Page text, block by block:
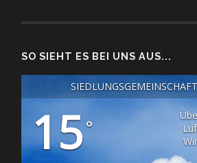
SO SIEHT ES BEI UNS AUS...
15°